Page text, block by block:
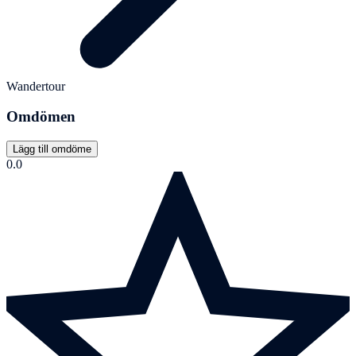
Wandertour
Omdömen
Lägg till omdöme
0.0